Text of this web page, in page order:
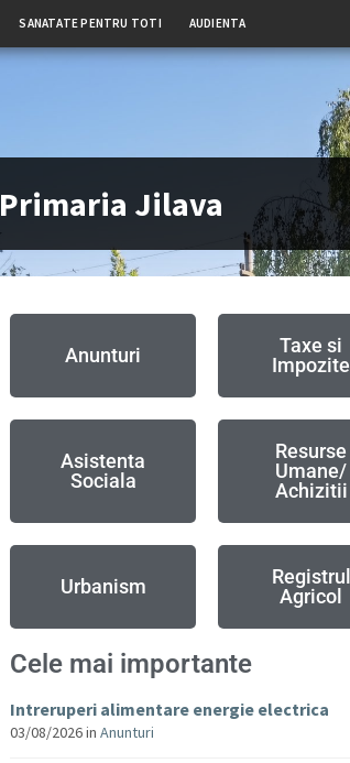
SANATATE PENTRU TOTI AUDIENTA
Primaria Jilava
Anunturi
Taxe si
Impozite
Asistenta
Sociala
Resurse
Umane/
Achizitii
Urbanism
Registrul
Agricol
Cele mai importante
Intreruperi alimentare energie electrica
03/08/2026inAnunturi